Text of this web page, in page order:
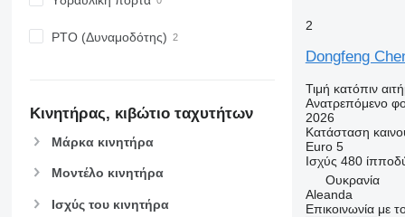
PTO (Δυναμοδότης)
Κινητήρας, κιβώτιο ταχυτήτων
Μάρκα κινητήρα
Μοντέλο κινητήρα
Ισχύς του κινητήρα
2
Dongfeng
Τιμή κατόπιν
Ανατρεπόμενο
2026
Κατάσταση
Euro 5
Ισχύς 480
Ουκρανία
Aleanda
Επικοινωνία με